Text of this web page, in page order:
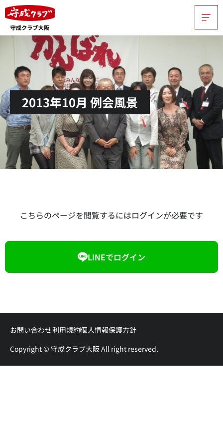
2013年10月 例会風景
こちらのページを閲覧するにはログインが必要です
LINEでログイン
Copyright © 守成クラブ大阪 All right reserved.
お問い合わせ利用規約個人情報保護方針